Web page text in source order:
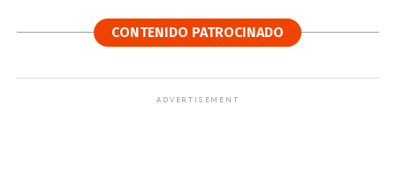
CONTENIDO PATROCINADO
ADVERTISEMENT